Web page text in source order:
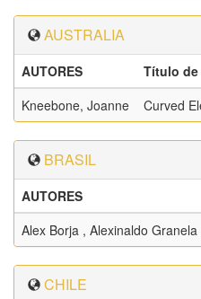
AUSTRALIA
AUTORES Título
Kneebone, Joanne
Curved
BRASIL
AUTORES
Alex Borja , Alexinaldo Granela
CHILE